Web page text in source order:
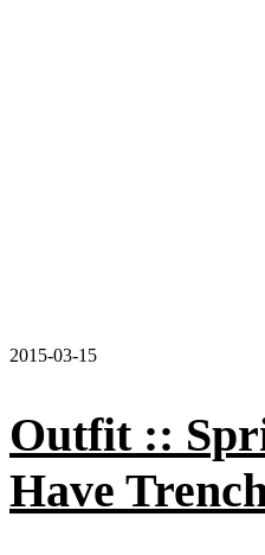
2015-03-15
Outfit ::
Have